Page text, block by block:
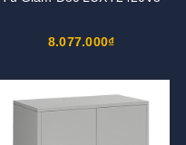
8.077.000₫